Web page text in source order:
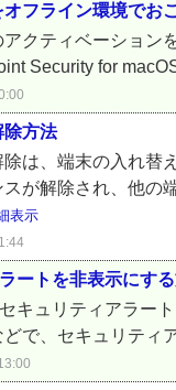
フライン環境でお
クティベーショ
Security for
除方法
は、端末の入れ替
が解除され、他の
表示
ートを非表示にす
キュリティアラー
で、セキュリティ